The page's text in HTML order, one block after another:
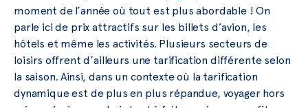
moment de l’année où tout est plus abordable ! On
parle ici de prix attractifs sur les billets d’avion, les
hôtels et même les activités. Plusieurs secteurs de
loisirs offrent d’ailleurs une tarification différente selon
la saison. Ainsi, dans un contexte où la tarification
dynamique est de plus en plus répandue, voyager hors